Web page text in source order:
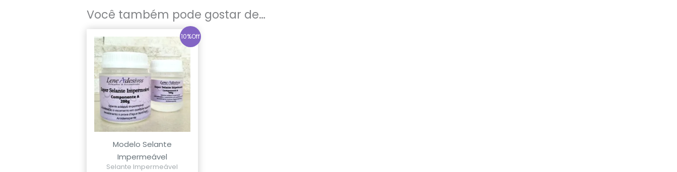
Você também pode gostar de…
10%Off
Modelo Selante
Impermeável
Selante Impermeável
original
era:
R$179,90.
preço
atual
é:
R$159,90.